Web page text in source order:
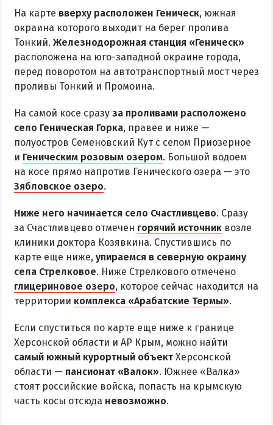
Источники в Счастливцево
Источники в Стрелковом
Арабатские Термы
Все источники Херсонщины
ЛЕЧЕНИЕ И БАЛЬНЕОЛОГИЯ
Глицериновое Озеро
Зябловское Озеро
Радоновое Озеро
Сиваш
Соленое озеро в Счастливцево
ДОСТОПРИМЕЧАТЕЛЬНОСТИ
Генический маяк
ПИТАНИЕ
РАЗВЛЕЧЕНИЯ
Аквапарк
Дельфинарий
На карте вверху расположен Геническ, южная
окраина которого выходит на берег пролива
Тонкий. Железнодорожная станция «Геническ»
расположена на юго-западной окраине города,
перед поворотом на автотранспортный мост через
проливы Тонкий и Промоина.
На самой косе сразу за проливами расположено
село Геническая Горка, правее и ниже —
полуостров Семеновский Кут с селом Приозерное
и Геническим розовым озером. Большой водоем
на косе прямо напротив Генического озера — это
Зябловское озеро.
Ниже него начинается село Счастливцево. Сразу
за Счастливцево отмечен горячий источник возле
клиники доктора Козявкина. Спустившись по
карте еще ниже, упираемся в северную окраину
села Стрелковое. Ниже Стрелкового отмечено
глицериновое озеро, которое сейчас находится на
территории комплекса «Арабатские Термы».
Если спуститься по карте еще ниже к границе
Херсонской области и АР Крым, можно найти
самый южный курортный объект Херсонской
области — пансионат «Валок». Южнее «Валка»
стоят российские войска, попасть на крымскую
часть косы отсюда невозможно.